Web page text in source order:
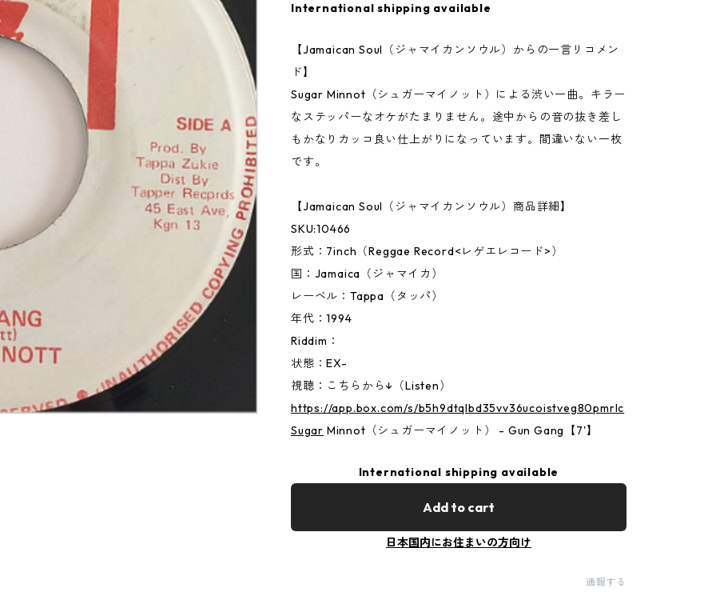
International shipping available
【Jamaican Soul（ジャマイカンソウル）からの一言リコメン
ド】
Sugar Minnot（シュガーマイノット）による渋い一曲。キラー
なステッパーなオケがたまりません。途中からの音の抜き差し
もかなりカッコ良い仕上がりになっています。間違いない一枚
です。
【Jamaican Soul（ジャマイカンソウル）商品詳細】
SKU:10466
形式：7inch（Reggae Record<レゲエレコード>）
国：Jamaica（ジャマイカ）
レーベル：Tappa（タッパ）
年代：1994
Riddim：
状態：EX-
視聴：こちらから↓（Listen）
https://app.box.com/s/b5h9dtqlbd35vv36ucoistveg80pmrlc
Sugar Minnot（シュガーマイノット） - Gun Gang【7'】
International shipping available
Add to cart
日本国内にお住まいの方向け
通報する